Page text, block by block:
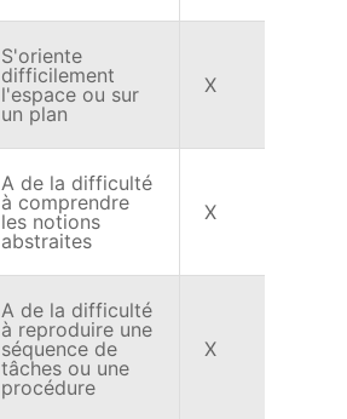
S'oriente
difficilement
l'espace ou sur
un plan
X
A de la difficulté
à comprendre
les notions
abstraites
X
A de la difficulté
à reproduire une
séquence de
tâches ou une
procédure
X